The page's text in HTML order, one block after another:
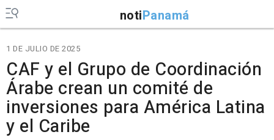
notiPanamá
1 DE JULIO DE 2025
CAF y el Grupo de Coordinación
Árabe crean un comité de
inversiones para América Latina
y el Caribe